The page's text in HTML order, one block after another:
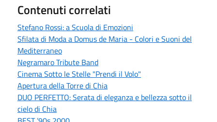
Contenuti correlati
Stefano Rossi: a Scuola di Emozioni
Sfilata di Moda a Domus de Maria - Colori e Suoni del
Mediterraneo
Negramaro Tribute Band
Cinema Sotto le Stelle "Prendi il Volo"
Apertura della Torre di Chia
DUO PERFETTO: Serata di eleganza e bellezza sotto il
cielo di Chia